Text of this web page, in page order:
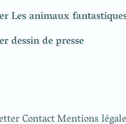
Les animaux
dessin de presse
ContactMentions